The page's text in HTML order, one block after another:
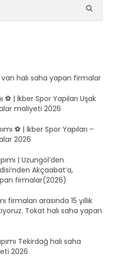
van halı saha yapan firmalar
⚽ | İkber Spor Yapıları Uşak
maliyeti 2026
⚽ | İkber Spor Yapıları –
2026
| Uzungöl’den
Akçaabat’a,
firmalar(2026)
firmaları arasında 15 yıllık
Tokat halı saha yapan
Tekirdağ halı saha
2026